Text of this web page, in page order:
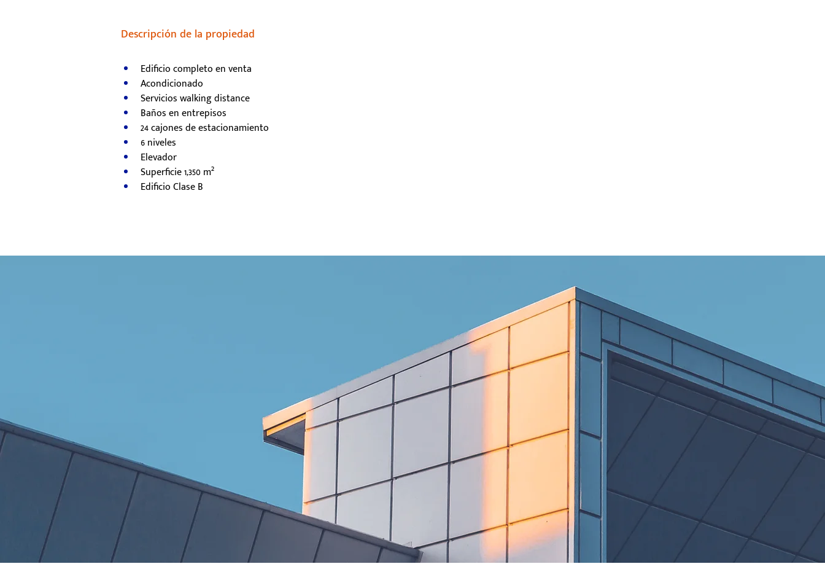
Descripción de la propiedad
Edificio completo en venta
Acondicionado
Servicios walking distance
Baños en entrepisos
24 cajones de estacionamiento
6 niveles
Elevador
Superficie 1,350 m²
Edificio Clase B